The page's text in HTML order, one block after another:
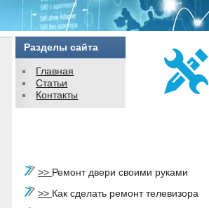
Разделы сайта
Главная
Статьи
Контакты
>> Ремонт двери своими руками
>> Как сделать ремонт телевизора